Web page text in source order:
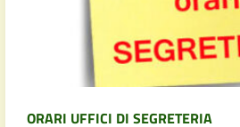
ORARI UFFICI DI SEGRETERIA